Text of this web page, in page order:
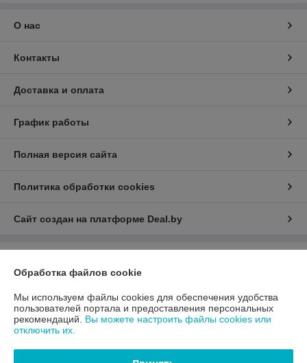
О нас
Контакты
Доставка и оплата
График работы
Полная версия сайта
Политика обработки cookies
Сайт создан на платформе Deal.by
220037, г. Минск, ул. Аннаева 84/7,комната 1-6
Регистрационный номер ЕГР: 193597061
Регистрационный орган: Мингорисполком
Обработка файлов cookie
Мы используем файлы cookies для обеспечения удобства
пользователей портала и предоставления персональных
рекомендаций. Вы можете настроить файлы cookies или
отключить их.